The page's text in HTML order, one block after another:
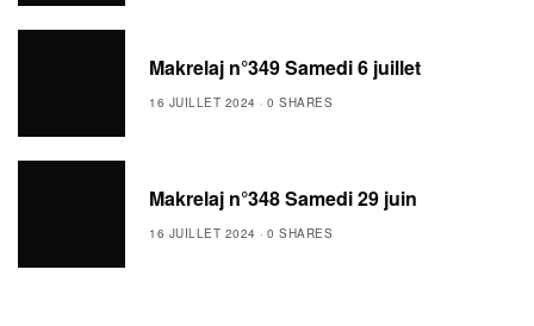
Makrelaj n°349 Samedi 6 juillet
16 JUILLET 2024 0 SHARES
Makrelaj n°348 Samedi 29 juin
16 JUILLET 2024 0 SHARES